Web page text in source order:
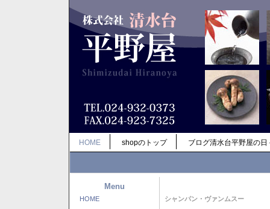
HOME shopのトップ ブログ清水台平野屋の日
Menu
HOME シャンパン・ヴァンムスー